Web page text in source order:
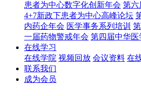
患者为中心数字化创新年会 第六
4+7新政下患者为中心高峰论坛
内药企年会 医学事务系列培训
一届药物警戒年会 第四届中华医
在线学习
在线学院 视频回放 会议资料 在
联系我们
成为会员